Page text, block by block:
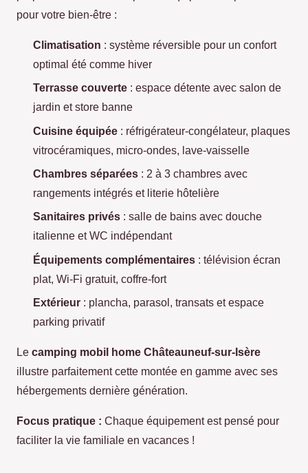
pour votre bien-être :
Climatisation : système réversible pour un confort
optimal été comme hiver
Terrasse couverte : espace détente avec salon de
jardin et store banne
Cuisine équipée : réfrigérateur-congélateur, plaques
vitrocéramiques, micro-ondes, lave-vaisselle
Chambres séparées : 2 à 3 chambres avec
rangements intégrés et literie hôtelière
Sanitaires privés : salle de bains avec douche
italienne et WC indépendant
Équipements complémentaires : télévision écran
plat, Wi-Fi gratuit, coffre-fort
Extérieur : plancha, parasol, transats et espace
parking privatif
Le camping mobil home Châteauneuf-sur-Isère
illustre parfaitement cette montée en gamme avec ses
hébergements dernière génération.
Focus pratique : Chaque équipement est pensé pour
faciliter la vie familiale en vacances !